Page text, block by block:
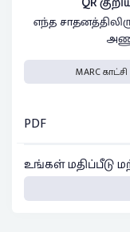
எந்த
MARC காட்சி
PDF
உங்கள் மதிப்பீடு